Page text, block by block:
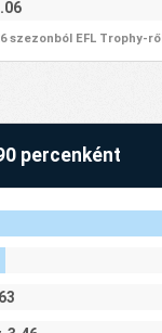
szezonból EFL Trophy-ről
percenként